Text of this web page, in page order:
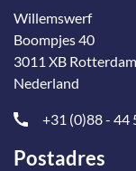
Willemswerf
Boompjes 40
3011 XB Rotterdam
Nederland
+31 (0)88 - 44
Postadres